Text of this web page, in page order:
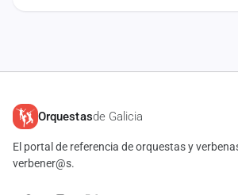
Orquestasde Galicia
El portal de referencia de orquestas y
verbener@s.